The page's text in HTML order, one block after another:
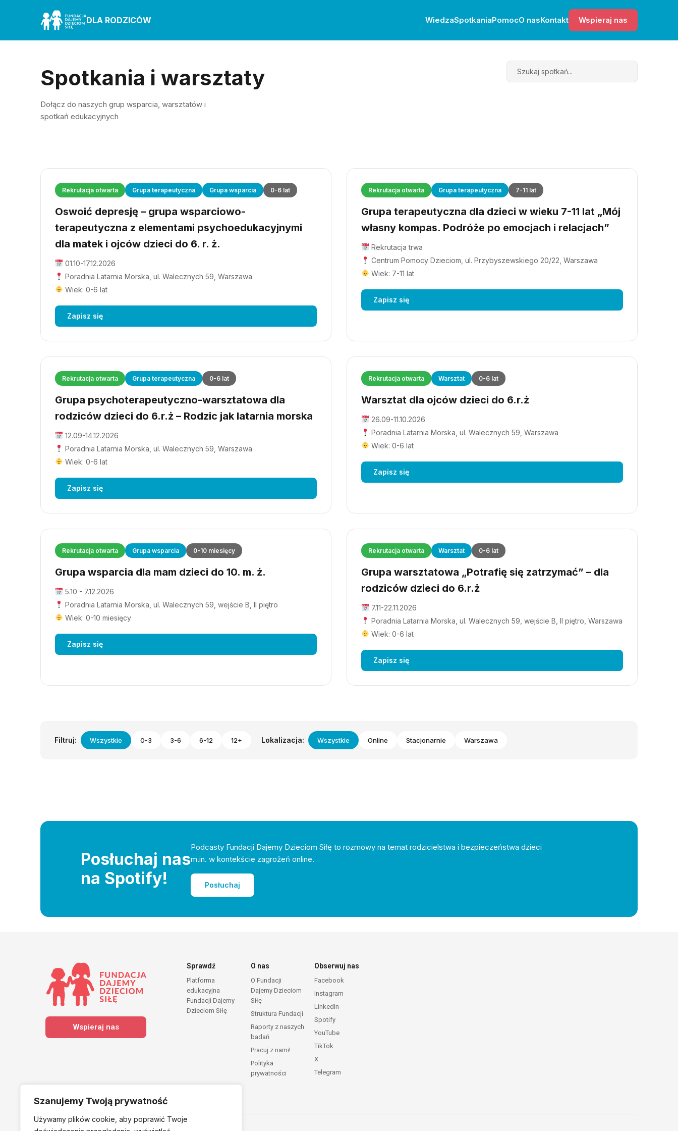
Szanujemy Twoją prywatność
Używamy plików cookie, aby poprawić Twoje
DLA RODZICÓW WiedzaSpotkaniaPomocO nasKontakt Wspieraj nas
Spotkania i warsztaty
Dołącz do naszych grup wsparcia, warsztatów i
spotkań edukacyjnych
Search
Rekrutacja otwarta Grupa terapeutyczna Grupa wsparcia 0-6 lat
Oswoić depresję – grupa wsparciowo-
terapeutyczna z elementami psychoedukacyjnymi
dla matek i ojców dzieci do 6. r. ż.
01.10-17.12.2026
Poradnia Latarnia Morska, ul. Walecznych 59, Warszawa
Wiek: 0-6 lat
Zapisz się
Rekrutacja otwarta Grupa terapeutyczna 7-11 lat
Grupa terapeutyczna dla dzieci w wieku 7-11 lat „Mój
własny kompas. Podróże po emocjach i relacjach”
Rekrutacja trwa
Centrum Pomocy Dzieciom, ul. Przybyszewskiego 20/22, Warszawa
Wiek: 7-11 lat
Zapisz się
Rekrutacja otwarta Grupa terapeutyczna 0-6 lat
Grupa psychoterapeutyczno-warsztatowa dla
rodziców dzieci do 6.r.ż – Rodzic jak latarnia morska
12.09-14.12.2026
Poradnia Latarnia Morska, ul. Walecznych 59, Warszawa
Wiek: 0-6 lat
Zapisz się
Rekrutacja otwarta Warsztat 0-6 lat
Warsztat dla ojców dzieci do 6.r.ż
26.09-11.10.2026
Poradnia Latarnia Morska, ul. Walecznych 59, Warszawa
Wiek: 0-6 lat
Zapisz się
Rekrutacja otwarta Grupa wsparcia 0-10 miesięcy
Grupa wsparcia dla mam dzieci do 10. m. ż.
5.10 - 7.12.2026
Poradnia Latarnia Morska, ul. Walecznych 59, wejście B, II piętro
Wiek: 0-10 miesięcy
Zapisz się
Rekrutacja otwarta Warsztat 0-6 lat
Grupa warsztatowa „Potrafię się zatrzymać” – dla
rodziców dzieci do 6.r.ż
7.11-22.11.2026
Poradnia Latarnia Morska, ul. Walecznych 59, wejście B, II piętro, Warszawa
Wiek: 0-6 lat
Zapisz się
Filtruj: Wszystkie 0-3 3-6 6-12 12+ Lokalizacja: Wszystkie Online Stacjonarnie Warszawa
Posłuchaj nas
na Spotify!
Podcasty Fundacji Dajemy Dzieciom Siłę to rozmowy na temat rodzicielstwa i bezpieczeństwa dzieci
m.in. w kontekście zagrożeń online.
Posłuchaj
Wspieraj nas
Sprawdź
Platforma
edukacyjna
Fundacji Dajemy
Dzieciom Siłę
O nas
O Fundacji
Dajemy Dzieciom
Siłę
Struktura Fundacji
Raporty z naszych
badań
Pracuj z nami!
Polityka
prywatności
Obserwuj nas
Facebook
Instagram
LinkedIn
Spotify
YouTube
TikTok
X
Telegram
Należymy do